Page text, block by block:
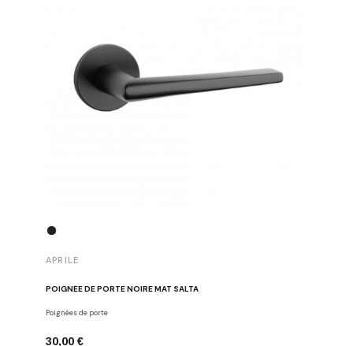
APRILE
POIGNÉE DE PORTE NOIRE MAT SALTA
Poignées de porte
30,00 €